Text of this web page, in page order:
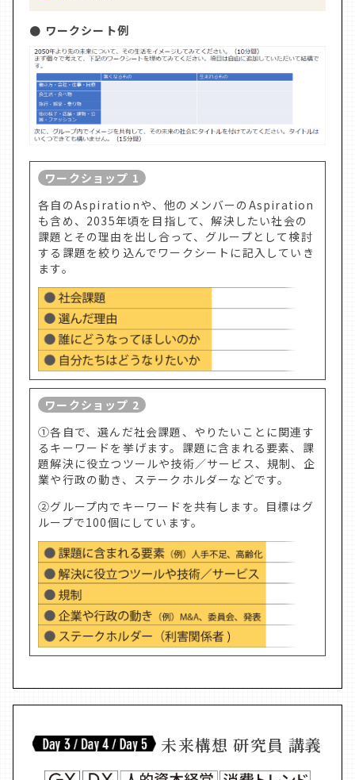
● ワークシート例
ワークショップ 1
各自のAspirationや、他のメンバーのAspiration
も含め、2035年頃を目指して、解決したい社会の
課題とその理由を出し合って、グループとして検討
する課題を絞り込んでワークシートに記入していき
ます。
ワークショップ 2
①各自で、選んだ社会課題、やりたいことに関連す
るキーワードを挙げます。課題に含まれる要素、課
題解決に役立つツールや技術／サービス、規制、企
業や行政の動き、ステークホルダーなどです。
②グループ内でキーワードを共有します。目標はグ
ループで100個にしています。
未来構想 研究員 講義